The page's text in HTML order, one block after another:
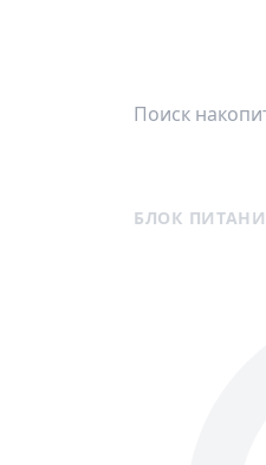
БЛОК